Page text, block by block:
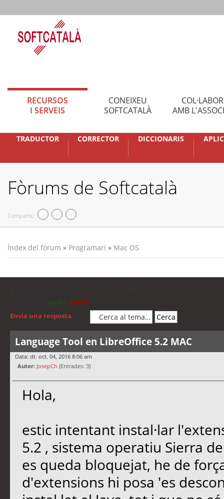
RECURSOS
I SERVEIS
CONEIXEU
SOFTCATALÀ
AMB
TRADUCTOR CORRECTOR DICCIONARIS
Fòrums de Softcatalà
Compartiu
Índex del fòrum » Programari » Mac OS
jordis cubells
Envia una resposta
Language Tool en LibreOffice 5.2 MAC
Data: dt. oct. 04, 2016 8:06 am
Autor: JosepCh (Entrades: 3)
Hola,
estic intentant instal·lar
5.2 , sistema operatiu Sierra
es queda bloquejat, he de
d'extensions hi posa 'es